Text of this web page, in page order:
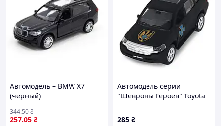
Автомодель – BMW X7
(черный)
257.05 ₴
344.50₴
Автомодель серии
"Шевроны Героев" Toyota
TechnoDrive KM6010SA
285 ₴